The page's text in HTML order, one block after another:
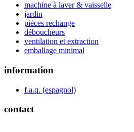
machine à laver & vaisselle
jardin
pièces rechange
déboucheurs
ventilation et extraction
emballage minimal
information
f.a.q. (espagnol)
contact